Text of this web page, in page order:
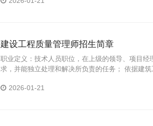
理或相关领导汇报并有权要求立即停止公路工程施
建设工程质量管理师招生简章
职业定义：技术人员职位，在上级的领导、项目
求，并能独立处理和解决所负责的任务； 依据建
在施工过程中各工序的质量检查； 对建筑工程原
2026-01-21